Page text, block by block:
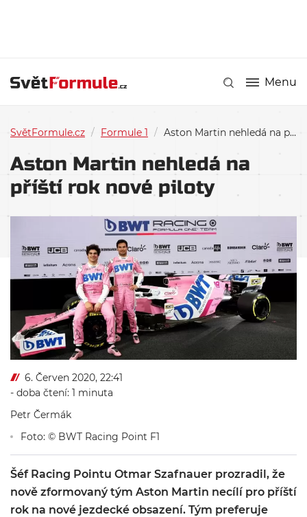
Menu
SvětFormule.cz / Formule 1 / Aston Martin nehledá na příští rok nové piloty
Aston Martin nehledá na
příští rok nové piloty
6. Červen 2020, 22:41
- doba čtení: 1 minuta
Petr Čermák
Foto: © BWT Racing Point F1
Šéf Racing Pointu Otmar Szafnauer prozradil, že
nově zformovaný tým Aston Martin necílí pro příští
rok na nové jezdecké obsazení. Tým preferuje